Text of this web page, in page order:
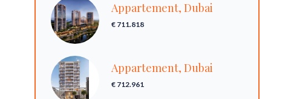
Appartement, Dubai
€ 711.818
Appartement, Dubai
€ 712.961